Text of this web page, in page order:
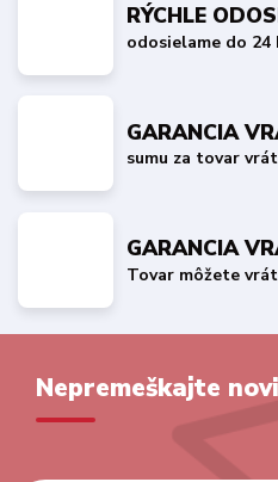
RÝCHLE
odosielame do 24
GARANCIA
sumu za tovar
GARANCIA
Tovar môžete
Nepremeškajte